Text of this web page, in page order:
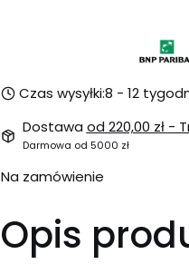
Czas wysyłki:8 - 12
Dostawa od 220,00 zł -
Darmowa od 5000 zł
Na zamówienie
Opis